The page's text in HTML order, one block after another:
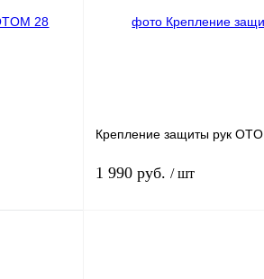
Крепление защиты рук
1 990 руб. / шт